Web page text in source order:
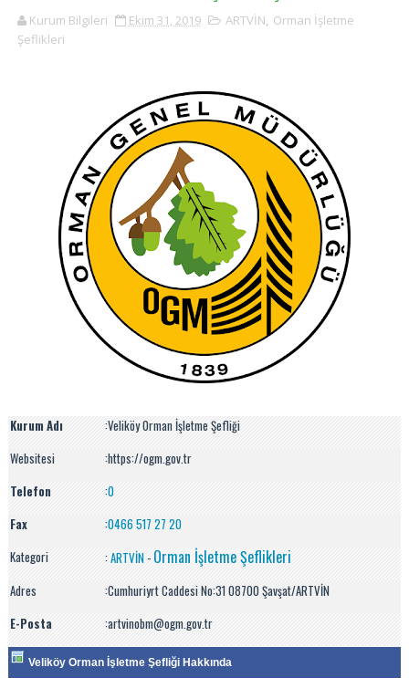
Kurum Bilgileri Ekim 31, 2019 ARTVİN, Orman İşletme
Şeflikleri
Kurum Adı :Veliköy Orman İşletme Şefliği
Websitesi
:https://ogm.gov.tr
Telefon
:0
Fax
:0466 517 27 20
Kategori
:ARTVİN - Orman İşletme Şeflikleri
Adres
:Cumhuriyrt Caddesi No:31 08700 Şavşat/ARTVİN
E-Posta
:artvinobm@ogm.gov.tr
Veliköy Orman İşletme Şefliği Hakkında